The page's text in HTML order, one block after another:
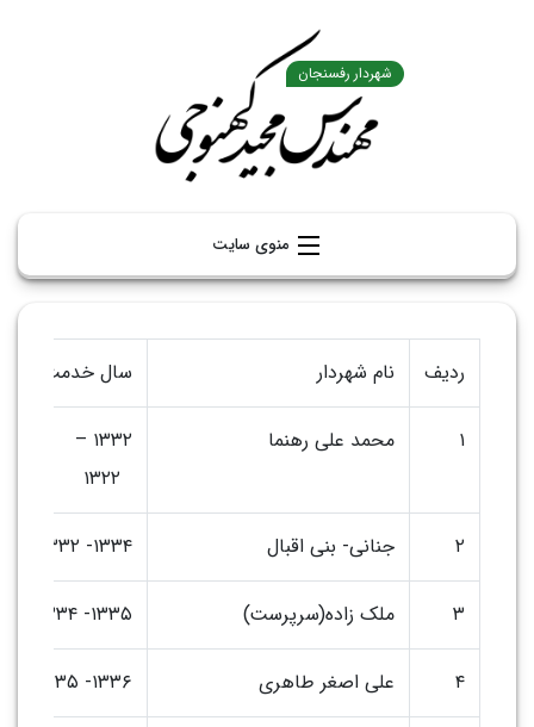
منوی سایت
تاریخچه شهرداری
شهرداران رفسنجان
ردیف نام شهردار سال خدمت
۱ محمد علی رهنما
۱۳۳۲ –
۲ جنانی- بنی اقبال ۱۳۳۴- ۱۳۳۲
۳ ملک زاده(سرپرست) ۱۳۳۵- ۱۳۳۴
۴ علی اصغر طاهری ۱۳۳۶- ۱۳۳۵